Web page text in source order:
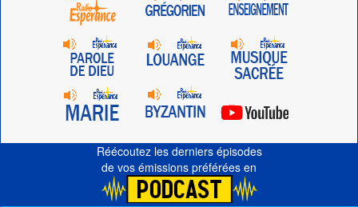
Réécoutez les derniers épisodes
de vos émissions préférées en